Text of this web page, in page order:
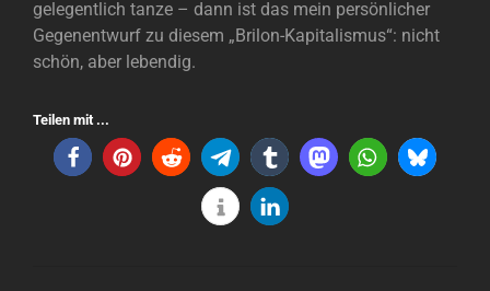
gelegentlich tanze – dann ist das mein persönlicher
Gegenentwurf zu diesem „Brilon-Kapitalismus“: nicht
schön, aber lebendig.
Teilen mit ...